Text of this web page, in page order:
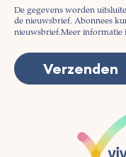
De gegevens worden
de nieuwsbrief. Abonnees
nieuwsbrief.Meer informatie